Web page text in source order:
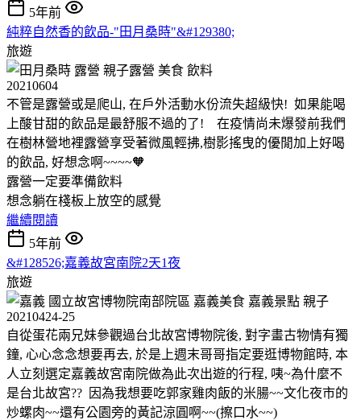
5年前
純粹自然香的飲品-"田月桑時"&#129380;
旅遊
20210604
不管是露營或是爬山, 在戶外活動水份流失超級快! 如果能喝
上酸甘甜的飲品是最舒服不過的了! 在疫情尚未爆發前我們
在樹林營地裡露營享受著微風輕拂,樹影搖曳的優閒加上好喝
的飲品, 好想念啊~~~~🧡
露營一定要準備飲料
想念躺在棧板上放空的感覺
繼續閱讀
5年前
&#128526;嘉義故宮南院2天1夜
旅遊
20210424-25
自從蛋花兩兄妹參觀過台北故宮博物院後, 對字畫古物情有獨
鐘, 心心念念想要再去, 於是上週末哥哥指定要逛博物館時, 本
人立刻選定嘉義故宮南院做為此次出遊的行程, 咦~為什麼不
是台北故宮?? 因為我想要吃郭家雞肉飯的米腸~~文化夜市的
炒螺肉~~還有公園旁的黃記涼圓啊~~(擦口水~~)